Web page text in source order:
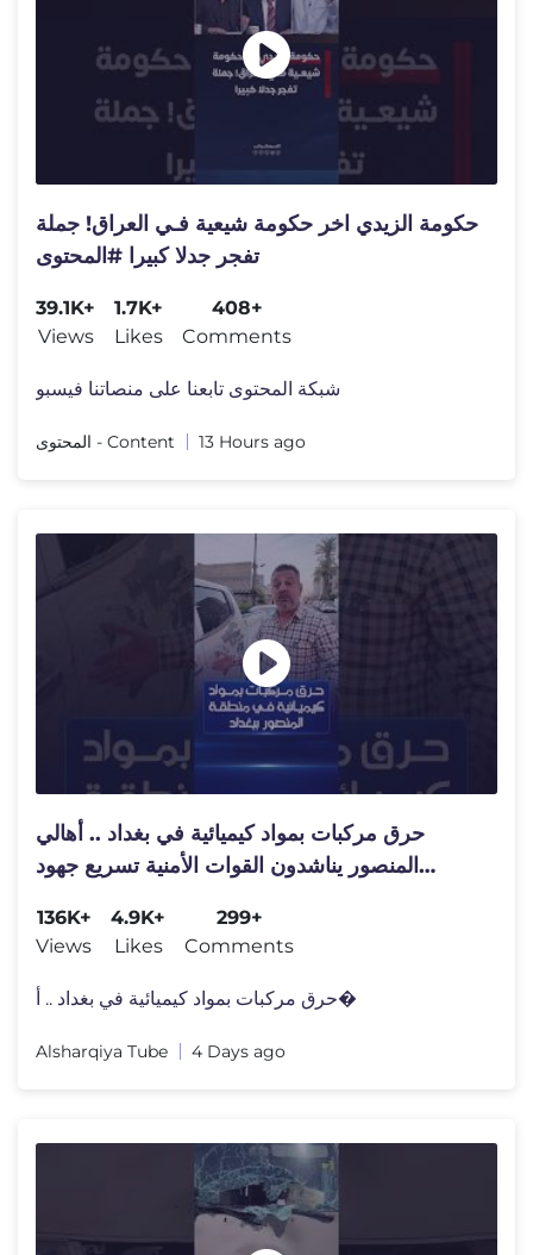
حكومة الزيدي اخر حكومة شيعية فـي العراق! جملة
تفجر جدلا كبيرا #المحتوى
39.1K+
Views
1.7K+
Likes
408+
Comments
شبكة المحتوى تابعنا على منصاتنا فيسبو
المحتوى - Content 13 Hours ago
حرق مركبات بمواد كيميائية في بغداد .. أهالي
المنصور يناشدون القوات الأمنية تسريع جهود
136K+
Views
4.9K+
Likes
299+
Comments
حرق مركبات بمواد كيميائية في بغداد .. أ�
Alsharqiya Tube 4 Days ago